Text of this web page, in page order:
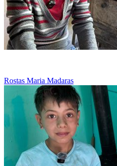
Rostas Maria Madaras